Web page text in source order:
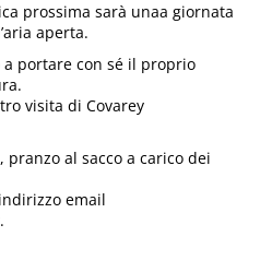
prossima sarà unaa giornata
aperta.
portare con sé il proprio
visita di Covarey
al sacco a carico dei
email